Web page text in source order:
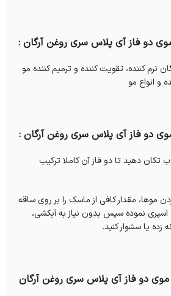
دو فاز آی پلاس سری روغن آرگان :
کننده، تقویت کننده و ترمیم کننده مو
و انواع مو
فاز آی پلاس سری روغن آرگان :
دهید تا دو فاز آن کاملا ترکیب
مقدار کافی از ماسک را بر روی ساقه
نموده سپس بدون نیاز به آبکشی،
زده یا سشوار کنید.
دو فاز آی پلاس سری روغن آرگان